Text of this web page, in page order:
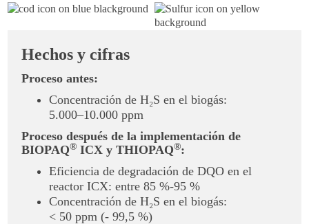
Hechos y cifras
Proceso antes:
Concentración de H₂S en el biogás:
5.000–10.000 ppm
Proceso después de la implementación de
BIOPAQ® ICX y THIOPAQ®:
Eficiencia de degradación de DQO en el
reactor ICX: entre 85 %-95 %
Concentración de H₂S en el biogás:
< 50 ppm (- 99,5 %)